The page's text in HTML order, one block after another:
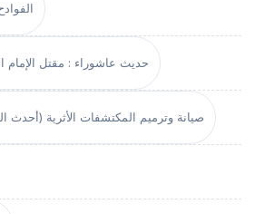
حديث عاشوراء : مقتل الإمام
صيانة وترميم المكتشفات الأثرية (أحدث